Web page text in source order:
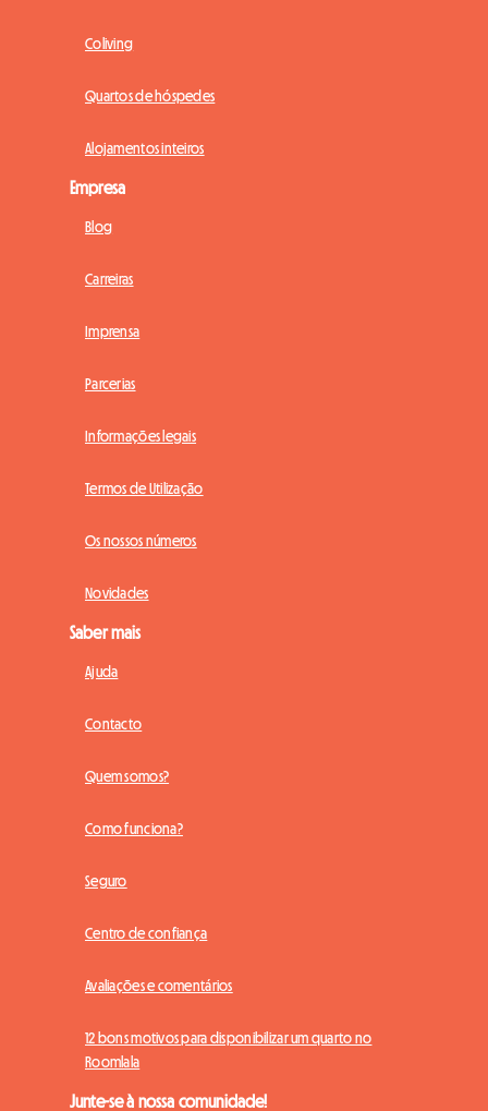
Coliving
Quartos de hóspedes
Alojamentos inteiros
Empresa
Blog
Carreiras
Imprensa
Parcerias
Informações legais
Termos de Utilização
Os nossos números
Novidades
Saber mais
Ajuda
Contacto
Quem somos?
Como funciona?
Seguro
Centro de confiança
Avaliações e comentários
12 bons motivos para disponibilizar um quarto no
Roomlala
Junte-se à nossa comunidade!